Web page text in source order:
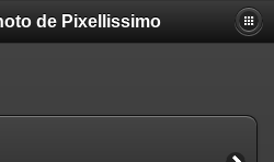
de Pixellissimo